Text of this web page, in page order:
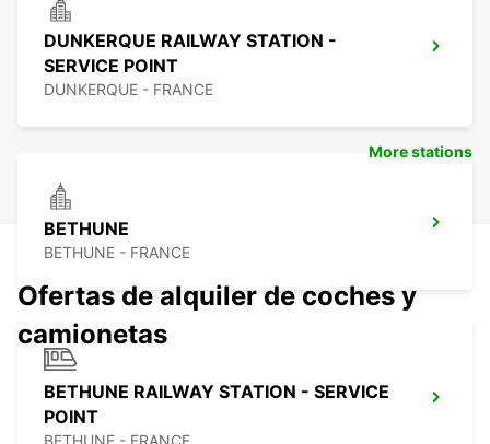
DUNKERQUE RAILWAY STATION -
SERVICE POINT
DUNKERQUE - FRANCE
BETHUNE
BETHUNE - FRANCE
BETHUNE RAILWAY STATION - SERVICE
POINT
More stations
Ofertas de alquiler de coches y
camionetas